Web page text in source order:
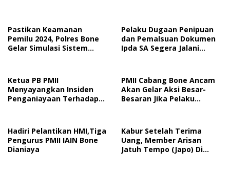
Pastikan Keamanan
Pemilu 2024, Polres Bone
Gelar Simulasi Sistem
Pelaku Dugaan Penipuan
dan Pemalsuan Dokumen
Ipda SA Segera Jalani
Hakim
Ketua PB PMII
Menyayangkan Insiden
Penganiayaan Terhadap
PMII Cabang Bone Ancam
Akan Gelar Aksi Besar-
Besaran Jika Pelaku
Hadiri Pelantikan HMI,Tiga
Pengurus PMII IAIN Bone
Dianiaya
Kabur Setelah Terima
Uang, Member Arisan
Jatuh Tempo (Japo) Di